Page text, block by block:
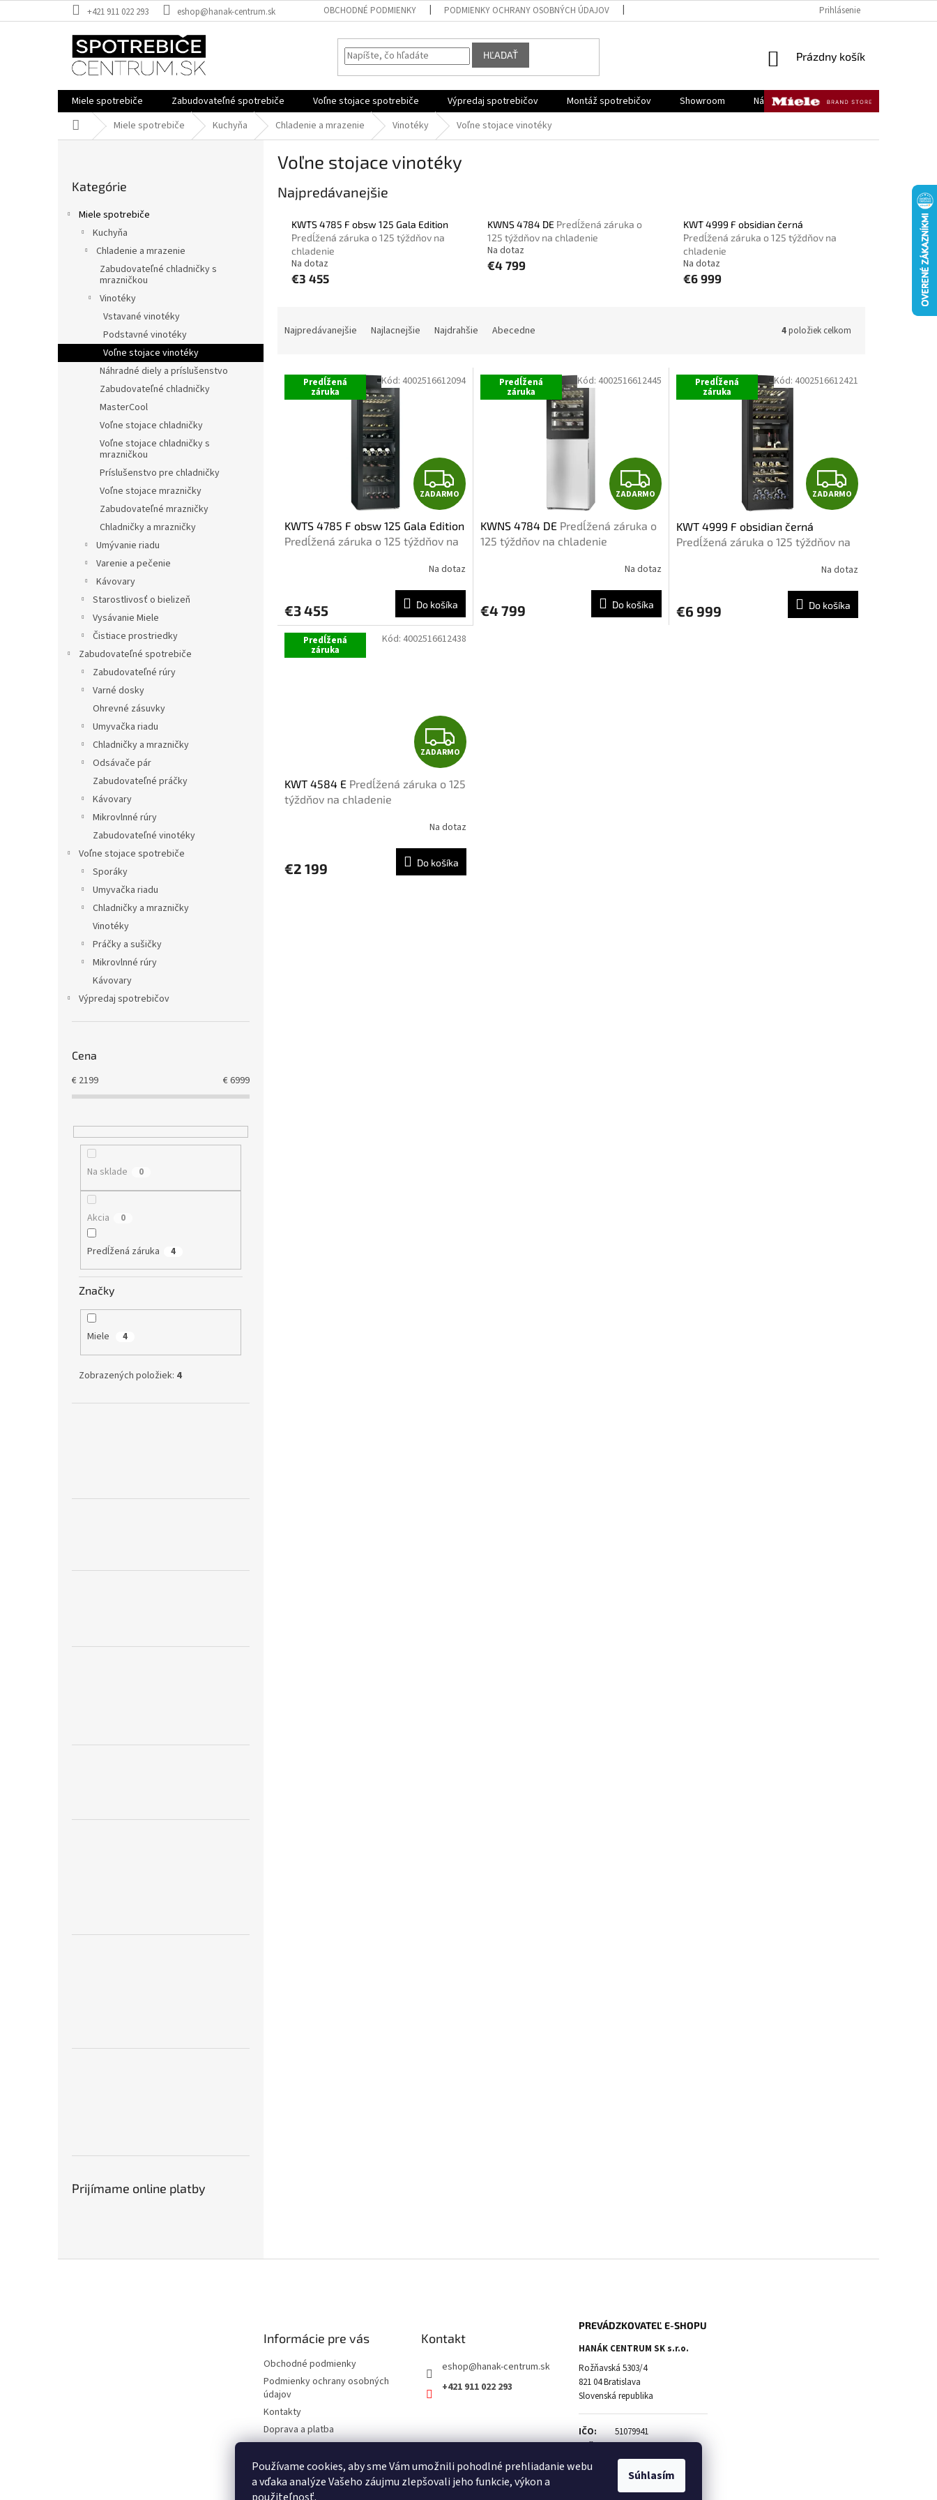
Používame cookies, aby sme Vám umožnili pohodlné prehliadanie webu
a vďaka analýze Vašeho záujmu zlepšovali jeho funkcie, výkon a
Súhlasím
na
+421 911 022 293 eshop@hanak-centrum.sk OBCHODNÉ PODMIENKY PODMIENKY OCHRANY OSOBNÝCH ÚDAJOV REKLAMÁCIE A VRÁTENIE
Prihlásenie
HĽADAŤ
NÁKUPNÝ
Prázdny košík
Miele spotrebiče Zabudovateľné spotrebiče Voľne stojace spotrebiče Výpredaj spotrebičov Montáž spotrebičov Showroom Náš tím
Kontakty
DomovMiele spotrebiče Kuchyňa Chladenie a mrazenie Vinotéky Voľne stojace vinotéky
kategórie
Kategórie
Miele spotrebiče
Kuchyňa
Chladenie a mrazenie
Zabudovateľné chladničky s
mrazničkou
Vinotéky
Vstavané vinotéky
Podstavné vinotéky
Voľne stojace vinotéky
Náhradné diely a príslušenstvo
Zabudovateľné chladničky
MasterCool
Voľne stojace chladničky
Voľne stojace chladničky s
mrazničkou
Príslušenstvo pre chladničky
Voľne stojace mrazničky
Zabudovateľné mrazničky
Chladničky a mrazničky
Umývanie riadu
Varenie a pečenie
Kávovary
Starostlivosť o bielizeň
Vysávanie Miele
Čistiace prostriedky
Zabudovateľné spotrebiče
Zabudovateľné rúry
Varné dosky
Ohrevné zásuvky
Umyvačka riadu
Chladničky a mrazničky
Odsávače pár
Zabudovateľné práčky
Kávovary
Mikrovlnné rúry
Zabudovateľné vinotéky
Voľne stojace spotrebiče
Sporáky
Umyvačka riadu
Chladničky a mrazničky
Vinotéky
Práčky a sušičky
Mikrovlnné rúry
Kávovary
Výpredaj spotrebičov
Cena
€ 2199 €6999
Na sklade 0
Akcia 0
Predĺžená záruka 4
Značky
Miele 4
Zobrazených položiek: 4
Prijímame online platby
Voľne stojace vinotéky
Najpredávanejšie
KWTS 4785 F obsw 125 Gala Edition
Predĺžená záruka o 125 týždňov na
chladenie
Na dotaz
€3 455
KWNS 4784 DE Predĺžená záruka o
125 týždňov na chladenie
Na dotaz
€4 799
KWT 4999 F obsidian černá
Predĺžená záruka o 125 týždňov na
chladenie
Na dotaz
€6 999
n
Najpredávanejšie Najlacnejšie Najdrahšie Abecedne 4položiek celkom
V
Predĺžená
záruka
Z
A
D
A
R
M
ZADARMO
KWTS 4785 F obsw 125 Gala Edition
Predĺžená záruka o 125 týždňov na
Na dotaz
€3 455 Do košíka
Kód: 4002516612094 Predĺžená
záruka
Z
A
D
A
R
M
ZADARMO
KWNS 4784 DE Predĺžená záruka o
125 týždňov na chladenie
Na dotaz
€4 799 Do košíka
Kód: 4002516612445 Predĺžená
záruka
Z
A
D
A
R
M
ZADARMO
KWT 4999 F obsidian černá
Predĺžená záruka o 125 týždňov na
Na dotaz
€6 999 Do košíka
Kód: 4002516612421
Predĺžená
záruka
Z
A
D
A
R
M
ZADARMO
KWT 4584 E Predĺžená záruka o 125
týždňov na chladenie
Na dotaz
€2 199 Do košíka
Kód: 4002516612438
Informácie pre vás
Obchodné podmienky
Podmienky ochrany osobných
údajov
Kontakty
Doprava a platba
Reklamácie a vrátenie tovaru
O nás
Aktuality
Kontakt
eshop@hanak-centrum.sk
+421 911 022 293
PREVÁDZKOVATEĽ E-SHOPU
HANÁK CENTRUM SK s.r.o.
Rožňavská 5303/4
821 04 Bratislava
Slovenská republika
IČO:
51079941
IČ DPH:
SK2120583663